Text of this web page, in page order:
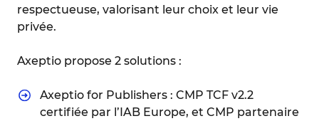
respectueuse, valorisant leur choix et leur vie
privée.
Axeptio propose 2 solutions :
Axeptio for Publishers : CMP TCF v2.2
certifiée par l’IAB Europe, et CMP partenaire